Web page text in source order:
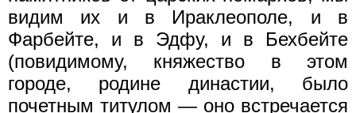
видим их и в Ираклеополе, и в
Фарбейте, и в Эдфу, и в Бехбейте
(повидимому, княжество в этом
городе, родине династии, было
почетным титулом — оно встречается